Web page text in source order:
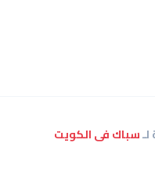
سباك فى الكويت